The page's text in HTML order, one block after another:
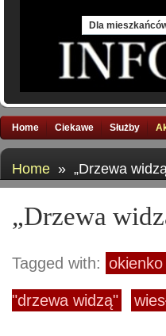
Dla
Home Ciekawe Służby
Home » „Drzewa
„Drzewa
Tagged with:
"drzewa widzą"